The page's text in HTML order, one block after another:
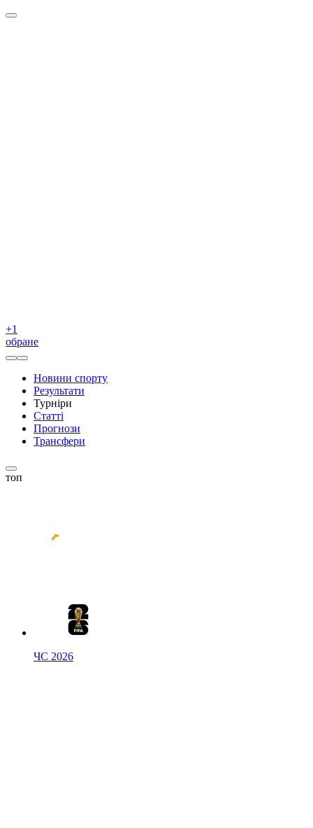
+1
обране
Новини спорту
Результати
Турніри
Статті
Прогнози
Трансфери
топ
ЧС 2026